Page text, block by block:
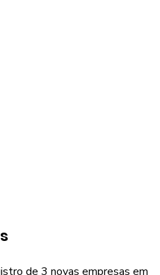
de 3 novas empresas em